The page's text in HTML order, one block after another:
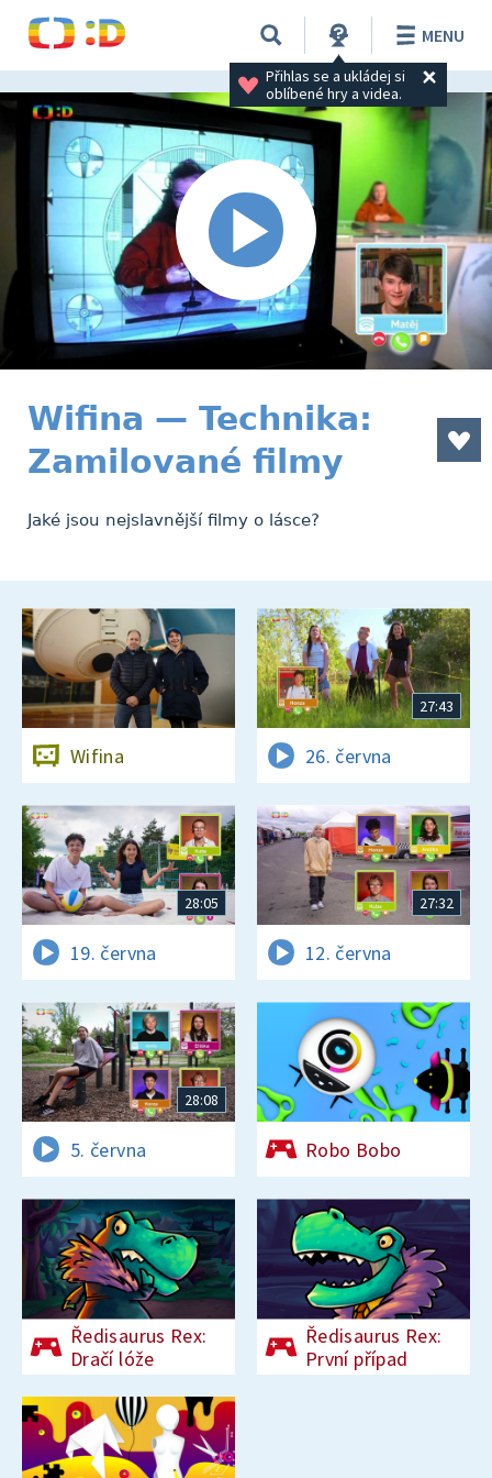
Přihlas se a ukládej si
oblíbené hry a videa.
MENU
Wifina — Technika:
Zamilované filmy
Jaké jsou nejslavnější filmy o lásce?
Wifina
27:43
26. června
28:05
19. června
27:32
12. června
28:08
5. června Robo Bobo
Ředisaurus Rex:
Dračí lóže
Ředisaurus Rex:
První případ